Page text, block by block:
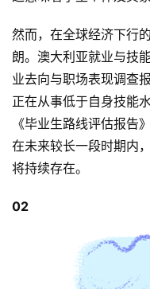
然而，在全球经济下行
朗。澳大利亚就业与技
业去向与职场表现调查
正在从事低于自身技能
《毕业生路线评估报告
在未来较长一段时期内
将持续存在。
02